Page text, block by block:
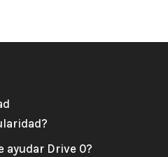
ayudar Drive 0?